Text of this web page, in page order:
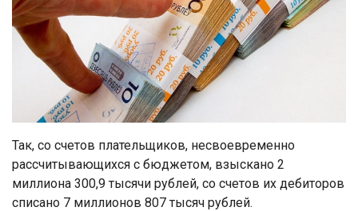
Так, со счетов плательщиков, несвоевременно
рассчитывающихся с бюджетом, взыскано 2
миллиона 300,9 тысячи рублей, со счетов их дебиторов
списано 7 миллионов 807 тысяч рублей.